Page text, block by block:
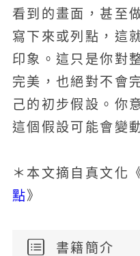
看到的畫面，甚至
寫下來或列點，這
印象。這只是你對
完美，也絕對不會
己的初步假設。你
這個假設可能會變
＊本文摘自真文化
點》
書籍簡介